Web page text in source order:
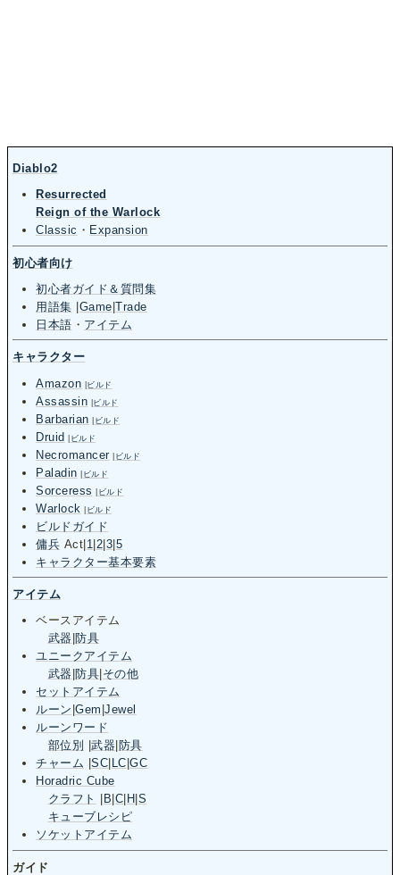
Diablo2
Resurrected
Reign of the Warlock
Classic ・ Expansion
初心者向け
初心者ガイド＆質問集
用語集 Game |Trade
日本語 ・ アイテム
キャラクター
Amazon
ビルド
Assassin ビルド
Barbarian ビルド
Druid ビルド
Necromancer ビルド
Paladin ビルド
Sorceress ビルド
Warlock ビルド
ビルドガイド
傭兵 Act|1 |2|3|5
キャラクター基本要素
アイテム
ベースアイテム
武器 防具
ユニークアイテム
武器 防具 その他
セットアイテム
ルーン |Gem |Jewel
ルーンワード
部位別
|武器 防具
チャーム |SC LC |GC
Horadric Cube
クラフト
B C H S
キューブレシピ
ソケットアイテム
ガイド